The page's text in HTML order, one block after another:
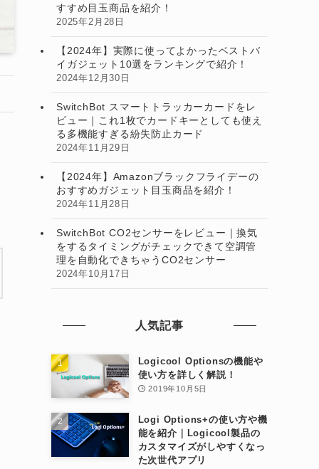
すすめ目玉商品を紹介！
2025年2月28日
【2024年】実際に使ってよかったベストバ
イガジェット10選をランキングで紹介！
2024年12月30日
SwitchBot スマートトラッカーカードをレ
ビュー｜これ1枚でカードキーとしても使え
る多機能すぎる紛失防止カード
2024年11月29日
【2024年】Amazonブラックフライデーの
おすすめガジェット目玉商品を紹介！
2024年11月28日
SwitchBot CO2センサーをレビュー｜換気
をするタイミングがチェックできて空調管
理を自動化できちゃうCO2センサー
2024年10月17日
人気記事
Logicool Optionsの機能や
使い方を詳しく解説！
2019年10月5日
Logi Options+の使い方や機
能を紹介｜Logicool製品の
カスタマイズがしやすくなっ
た次世代アプリ